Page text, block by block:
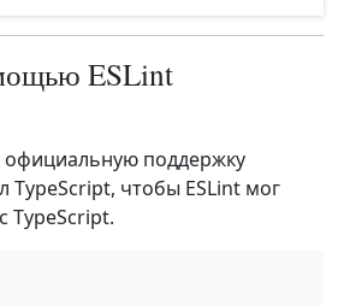
ESLint
официальную поддержку
TypeScript, чтобы ESLint мог
TypeScript.